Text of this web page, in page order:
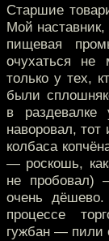
Старшие
Мой
пищевая
очухаться не
только у тех,
были
в
наворовал,
колбаса
— роскошь,
не пробовал)
очень
процессе
гужбан — пили